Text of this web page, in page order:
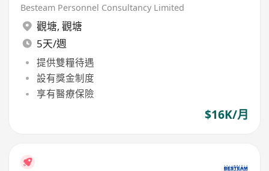
Besteam Personnel Consultancy Limited
觀塘, 觀塘
5天/週
提供雙糧待遇
設有獎金制度
享有醫療保險
$16K/月